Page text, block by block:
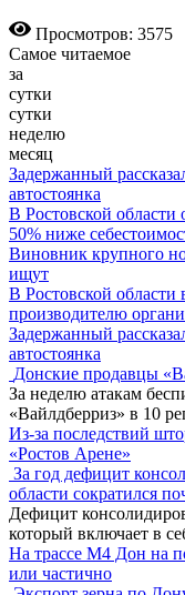
Просмотров: 3575
Самое читаемое
за
сутки
сутки
неделю
месяц
Задержанный
автостоянка
В Ростовской области
50% ниже
Виновник крупного
ищут
В Ростовской
производителю
Задержанный
автостоянка
Донские продавцы
За неделю атакам
«Вайлдберриз» в 10
Из-за последствий
«Ростов Арене»
За год дефицит
области сократился
Дефицит
который включает в
На трассе М4 Дон на
или частично